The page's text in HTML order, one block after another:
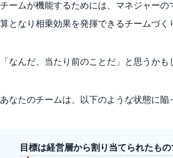
チームが機能するためには、マネジャー
算となり相乗効果を発揮できるチームづ
「なんだ、当たり前のことだ」と思うか
あなたのチームは、以下のような状態に陥
目標は経営層から割り当てられたも